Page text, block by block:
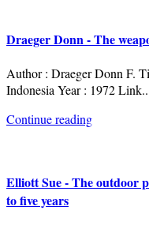
Draeger Donn - The
Author : Draeger Donn F.
Indonesia Year : 1972 Link
Continue reading
Elliott Sue - The outdoor
to five years